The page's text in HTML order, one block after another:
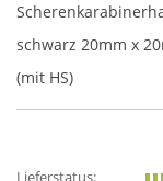
schwarz 20mm x
(mit HS)
Lieferstatus: